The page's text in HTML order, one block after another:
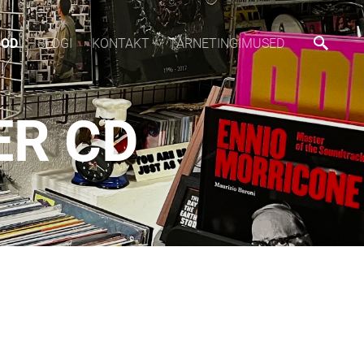
BLOGI KONTAKT TARNETINGIMUSED
CD